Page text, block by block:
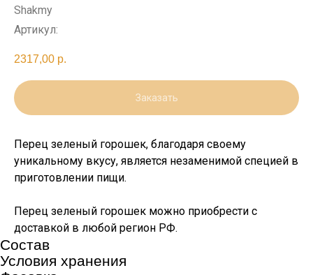
Shakmy
Артикул:
2317,00 р.
Заказать
Перец зеленый горошек, благодаря своему
уникальному вкусу, является незаменимой специей в
приготовлении пищи.
Перец зеленый горошек можно приобрести с
доставкой в любой регион РФ.
Состав
Условия хранения